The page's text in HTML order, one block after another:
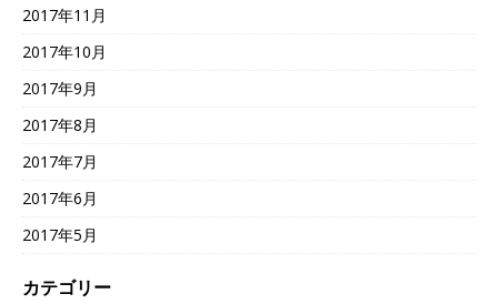
2017年11月
2017年10月
2017年9月
2017年8月
2017年7月
2017年6月
2017年5月
カテゴリー